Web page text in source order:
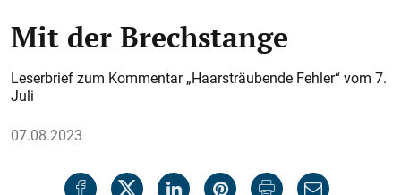
Mit der Brechstange
Leserbrief zum Kommentar „Haarsträubende Fehler“ vom 7.
Juli
07.08.2023